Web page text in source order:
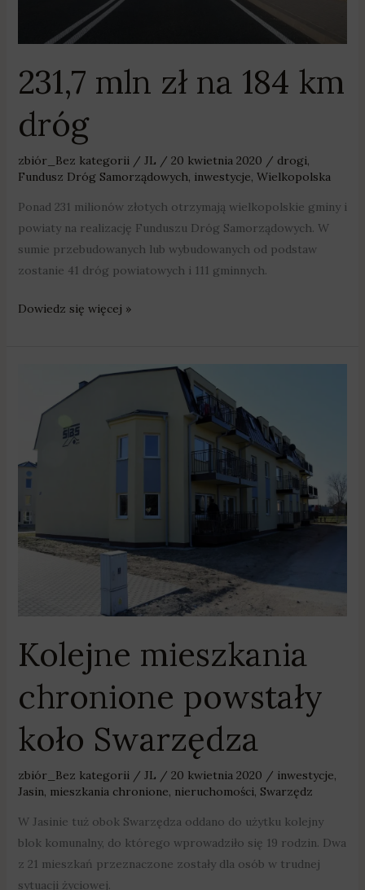
231,7 mln zł na 184 km
dróg
zbiór_Bez kategorii/ JL / 20 kwietnia 2020 / drogi,
Fundusz Dróg Samorządowych, inwestycje, Wielkopolska
Ponad 231 milionów złotych otrzymają wielkopolskie gminy i
powiaty na realizację Funduszu Dróg Samorządowych. W
sumie przebudowanych lub wybudowanych od podstaw
zostanie 41 dróg powiatowych i 111 gminnych.
Dowiedz się więcej »
Kolejne mieszkania
chronione powstały
koło Swarzędza
zbiór_Bez kategorii/ JL / 20 kwietnia 2020 / inwestycje,
Jasin, mieszkania chronione, nieruchomości, Swarzędz
W Jasinie tuż obok Swarzędza oddano do użytku kolejny
blok komunalny, do którego wprowadziło się 19 rodzin. Dwa
z 21 mieszkań przeznaczone zostały dla osób w trudnej
sytuacji życiowej.
mieszkania
chronione
powstały
koło
Swarzędza